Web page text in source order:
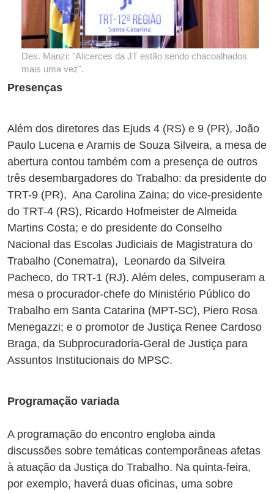
Des. Manzi: "Alicerces da JT estão sendo chacoalhados
mais uma vez".
Presenças
Além dos diretores das Ejuds 4 (RS) e 9 (PR), João
Paulo Lucena e Aramis de Souza Silveira, a mesa de
abertura contou também com a presença de outros
três desembargadores do Trabalho: da presidente do
TRT-9 (PR), Ana Carolina Zaina; do vice-presidente
do TRT-4 (RS), Ricardo Hofmeister de Almeida
Martins Costa; e do presidente do Conselho
Nacional das Escolas Judiciais de Magistratura do
Trabalho (Conematra), Leonardo da Silveira
Pacheco, do TRT-1 (RJ). Além deles, compuseram a
mesa o procurador-chefe do Ministério Público do
Trabalho em Santa Catarina (MPT-SC), Piero Rosa
Menegazzi; e o promotor de Justiça Renee Cardoso
Braga, da Subprocuradoria-Geral de Justiça para
Assuntos Institucionais do MPSC.
Programação variada
A programação do encontro engloba ainda
discussões sobre temáticas contemporâneas afetas
à atuação da Justiça do Trabalho. Na quinta-feira,
por exemplo, haverá duas oficinas, uma sobre